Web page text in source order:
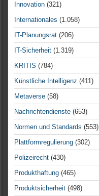
Innovation (321)
Internationales (1.058)
IT-Planungsrat (206)
IT-Sicherheit (1.319)
KRITIS (784)
Künstliche Intelligenz (411)
Metaverse (58)
Nachrichtendienste (653)
Normen und Standards (553)
Plattformregulierung (302)
Polizeirecht (430)
Produkthaftung (465)
Produktsicherheit (498)